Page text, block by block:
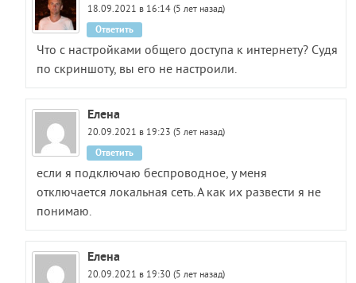
18.09.2021 в 16:14 (5 лет назад)
Что с настройками общего доступа к интернету? Судя
по скриншоту, вы его не настроили.
Ответить
Елена
20.09.2021 в 19:23 (5 лет назад)
если я подключаю беспроводное, у меня
отключается локальная сеть. А как их развести я не
понимаю.
Ответить
Елена
20.09.2021 в 19:30 (5 лет назад)